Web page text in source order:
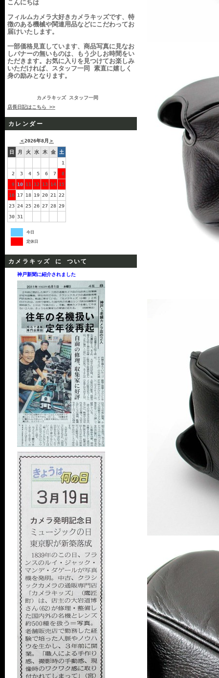
こんにちは
フィルムカメラ大好きカメラキッズです、特
徴のある機械や関連用品などにこだわってお
届けいたします。
一部価格見直しています、商品写真に見なお
しバナーの無いものは、もう少しお時間をい
ただきます。お気に入りを見つけてお楽しみ
いただければ、スタッフ一同 素直に嬉しく
身の励みとなります。
カメラキッズ スタッフ一同
店長日記はこちら >>
カレンダー
＜2026年8月 ＞
日 月 火 水 木 金
土
1
2
3 4 5 6 7
8
9 10 11 12 13 14 15
16 17 18 19 20 21
22
23 24 25 26 27 28 29
30 31
今日
定休日
カメラキッズ に ついて
神戸新聞に紹介されました